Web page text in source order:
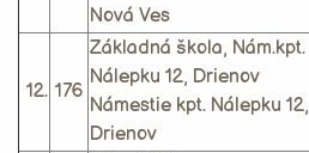
Nová Ves
12. 176
Základná škola, Nám.kpt.
Nálepku 12, Drienov
Námestie kpt. Nálepku 12,
Drienov